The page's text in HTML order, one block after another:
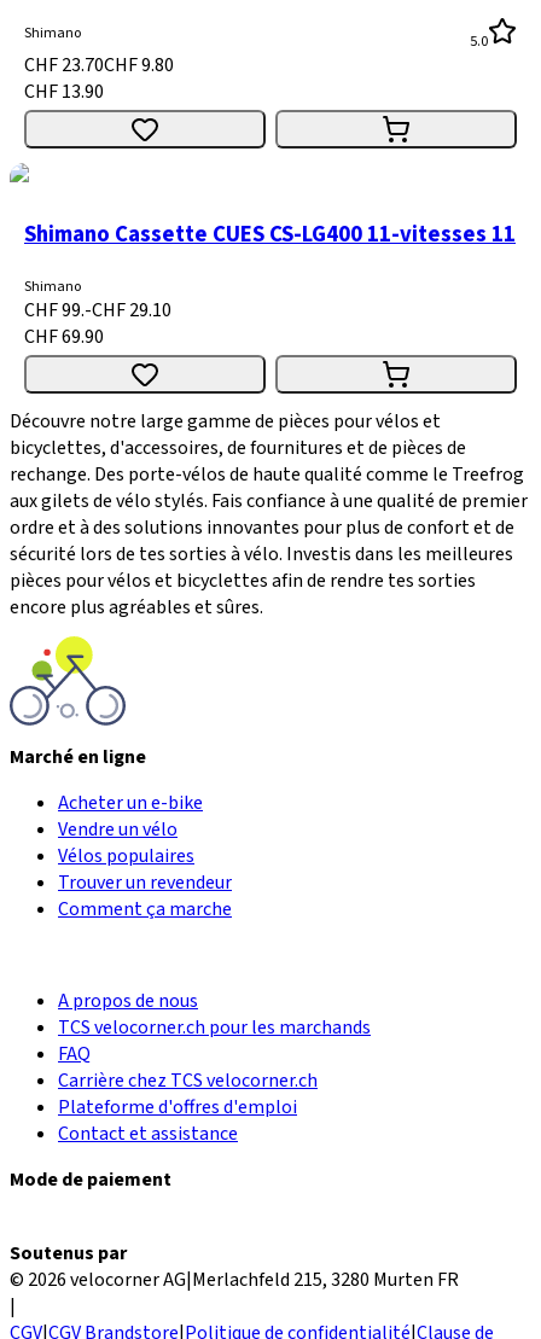
Shimano 5.0
CHF 23.70CHF 9.80
CHF 13.90
Shimano Cassette CUES CS-LG400 11-vitesses 11
Shimano
CHF 99.-CHF 29.10
CHF 69.90
Découvre notre large gamme de pièces pour vélos et
bicyclettes, d'accessoires, de fournitures et de pièces de
rechange. Des porte-vélos de haute qualité comme le Treefrog
aux gilets de vélo stylés. Fais confiance à une qualité de premier
ordre et à des solutions innovantes pour plus de confort et de
sécurité lors de tes sorties à vélo. Investis dans les meilleures
pièces pour vélos et bicyclettes afin de rendre tes sorties
encore plus agréables et sûres.
Marché en ligne
Acheter un e-bike
Vendre un vélo
Vélos populaires
Trouver un revendeur
Comment ça marche
A propos de nous
TCS velocorner.ch pour les marchands
FAQ
Carrière chez TCS velocorner.ch
Plateforme d'offres d'emploi
Contact et assistance
Mode de paiement
Soutenus par
© 2026 velocorner AG|Merlachfeld 215, 3280 Murten FR
|
CGV|CGV Brandstore|Politique de confidentialité|Clause de